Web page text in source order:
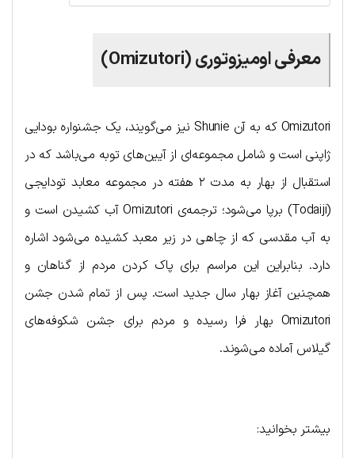
معرفی اومیزوتوری (Omizutori)
Omizutori که به آن Shunie نیز می‌گویند، یک جشنواره بودایی
ژاپنی است و شامل مجموعه‌ای از آیین‌های توبه می‌باشد که در
استقبال از بهار به مدت ۲ هفته در مجموعه معابد تودایجی
(Todaiji) برپا می‌شود؛ ترجمه‌ی Omizutori آب کشیدن است و
به آب مقدسی که از چاهی در زیر معبد کشیده می‌شود اشاره
دارد. بنابراین این مراسم برای پاک کردن مردم از گناهان و
همچنین آغاز بهار سال جدید است. پس از تمام شدن جشن
Omizutori بهار فرا رسیده و مردم برای جشن شکوفه‌های
گیلاس آماده می‌شوند.
بیشتر بخوانید: